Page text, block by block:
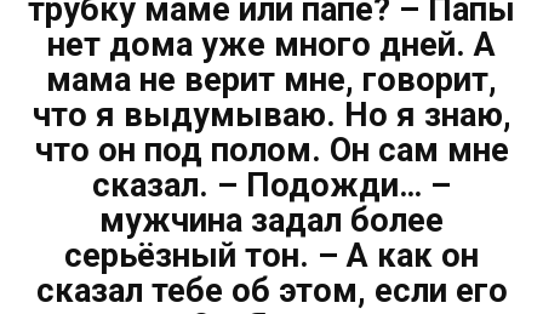
трубку маме или папе? – Папы
нет дома уже много дней. А
мама не верит мне, говорит,
что я выдумываю. Но я знаю,
что он под полом. Он сам мне
сказал. – Подожди… –
мужчина задал более
серьёзный тон. – А как он
сказал тебе об этом, если его